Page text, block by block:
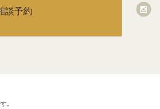
談予約
。